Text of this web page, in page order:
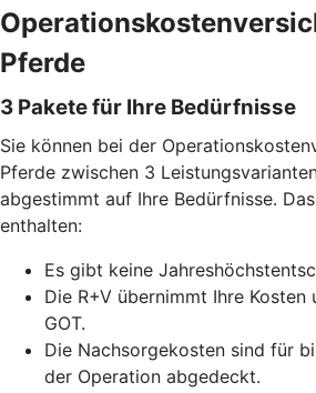
Pferde
3 Pakete für Ihre Bedürfnisse
Sie können bei der
Pferde zwischen 3
abgestimmt auf Ihre Bedürfnisse.
enthalten:
Es gibt keine
Die R+V übernimmt Ihre
GOT.
Die Nachsorgekosten sind für
der Operation abgedeckt.